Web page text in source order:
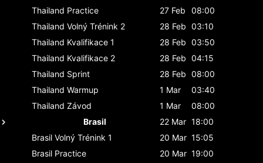
Thailand Practice 27 Feb
08:00
Thailand Volný Trénink 2 28 Feb 03:10
Thailand Kvalifikace 1 28 Feb 03:50
Thailand Kvalifikace 2 28 Feb 04:15
Thailand Sprint 28 Feb 08:00
Thailand Warmup 1 Mar
03:40
Thailand Závod 1 Mar
08:00
Brasil
22 Mar 18:00
Brasil Volný Trénink 1 20 Mar 15:05
Brasil Practice 20 Mar 19:00